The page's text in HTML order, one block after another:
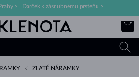
> Darček k zásnubnému prsteňu >
ZLATÉ NÁRAMKY